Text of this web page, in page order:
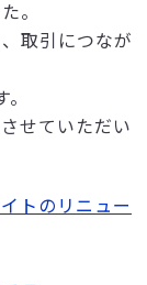
。
取引につなが
せていただい
トのリニュー